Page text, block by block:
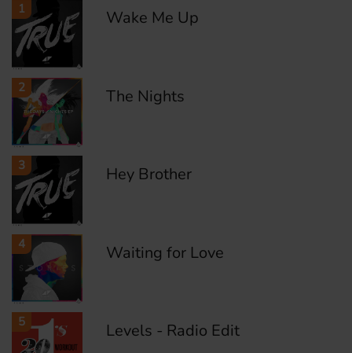
1 Wake Me Up
2 The Nights
3 Hey Brother
4 Waiting for Love
5 Levels - Radio Edit